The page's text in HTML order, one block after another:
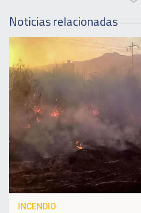
Noticias relacionadas
INCENDIO